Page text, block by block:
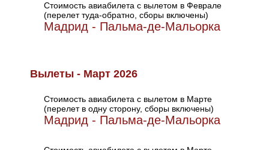
Стоимость авиабилета с вылетом в Феврале
(перелет туда-обратно, сборы включены)
Мадрид - Пальма-де-Мальорка
Вылеты - Март 2026
Стоимость авиабилета с вылетом в Марте
(перелет в одну сторону, сборы включены)
Мадрид - Пальма-де-Мальорка